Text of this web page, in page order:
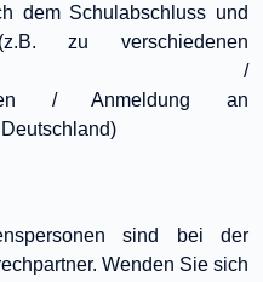
dem Schulabschluss und
zu verschiedenen
bereichen /
/ Anmeldung an
sind bei der
Wenden Sie sich